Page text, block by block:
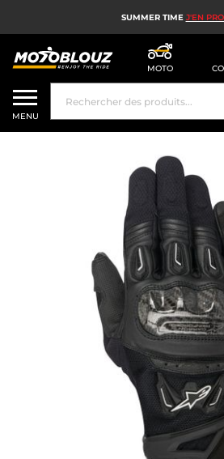
SUMMER TIME J'EN
MOTO
CASQUE MOTO
ÉQUIPEMENT MOTO
ÉQUIPEMENT MOTO
MX, ENDURO ET TRIAL
HIGH TECH MOTO
AIRBAG MOTO
PIÈCES MOTO ET
ACCESSOIRES MOTO
BAGAGERIE MOTO
PNEUS MOTO
SPORTSWEAR
MENU